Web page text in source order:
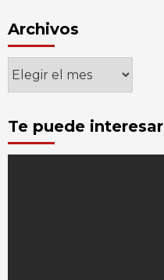
Archivos
Archivos
Te puede interesar